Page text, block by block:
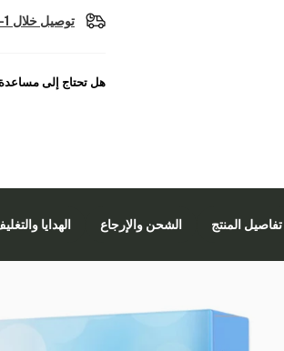
توصيل خلال 1-2 أيام عمل
هل تحتاج إلى
تفاصيل المنتج الشحن والإرجاع الهدايا